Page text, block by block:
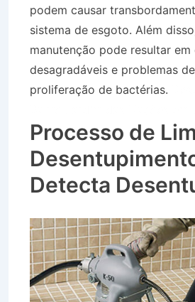
podem causar
sistema de esgoto. Além
manutenção pode resultar em
desagradáveis e problemas
proliferação de bactérias.
Processo de
Detecta